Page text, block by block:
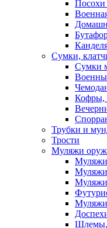
Сумки,
Сумки
Кофры,
Трубки и
Трости
Муляжи
Муляжи
Муляжи
Муляжи
Шлемы,